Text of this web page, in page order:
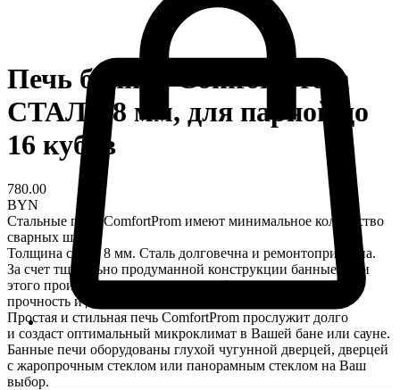
Печь банная ComfortProm
СТАЛЬ 8 мм, для парной до
16 кубов
780.00
BYN
Стальные печи ComfortProm имеют минимальное количество
сварных швов.
Толщина стали 8 мм. Cталь долговечна и ремонтопригодна.
За счет тщательно продуманной конструкции банные печи
этого производителя сочетают в себе изящество дизайна,
прочность и долговечность.
Простая и стильная печь ComfortProm прослужит долго
и создаст оптимальный микроклимат в Вашей бане или сауне.
Банные печи оборудованы глухой чугунной дверцей, дверцей
с жаропрочным стеклом или панорамным стеклом на Ваш
выбор.